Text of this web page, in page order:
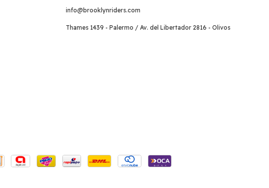
info@brooklynriders.com
Thames 1439 - Palermo / Av. del Libertador 2816 - Olivos